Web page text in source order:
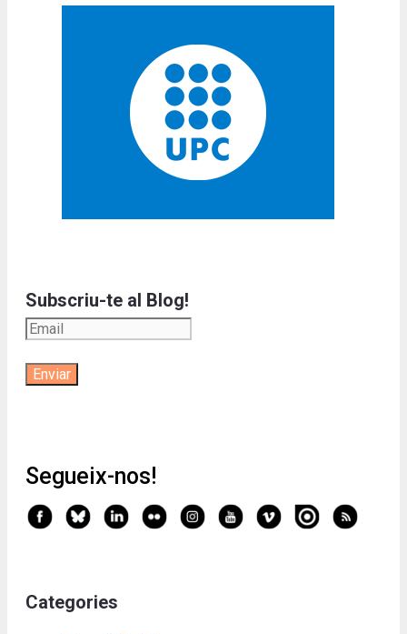
Subscriu-te al Blog!
Segueix-nos!
Categories